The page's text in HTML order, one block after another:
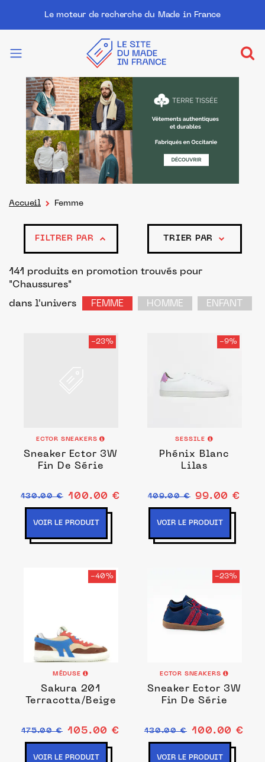
Le moteur de recherche du Made in France
Accueil Femme
FILTRER PAR TRIER PAR
141 produits en promotion trouvés pour
"Chaussures"
dans l'univers
FEMME HOMME ENFANT
-23%
ECTOR SNEAKERS
Sneaker Ector 3W
Fin De Série
130.00 € 100.00 €
VOIR LE PRODUIT
-9%
SESSILE
Phénix Blanc
Lilas
109.00 € 99.00 €
VOIR LE PRODUIT
-40%
MÉDUSE
Sakura 201
Terracotta/Beige
175.00 € 105.00 €
VOIR LE PRODUIT
-23%
ECTOR SNEAKERS
Sneaker Ector 3W
Fin De Série
130.00 € 100.00 €
VOIR LE PRODUIT